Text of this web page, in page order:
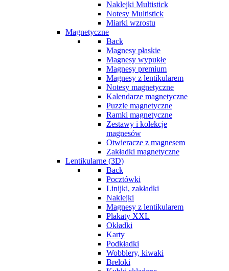
Naklejki Multistick
Notesy Multistick
Miarki wzrostu
Magnetyczne
Back
Magnesy płaskie
Magnesy wypukłe
Magnesy premium
Magnesy z lentikularem
Notesy magnetyczne
Kalendarze magnetyczne
Puzzle magnetyczne
Ramki magnetyczne
Zestawy i kolekcje
magnesów
Otwieracze z magnesem
Zakładki magnetyczne
Lentikularne (3D)
Back
Pocztówki
Linijki, zakładki
Naklejki
Magnesy z lentikularem
Plakaty XXL
Okładki
Karty
Podkładki
Wobblery, kiwaki
Breloki